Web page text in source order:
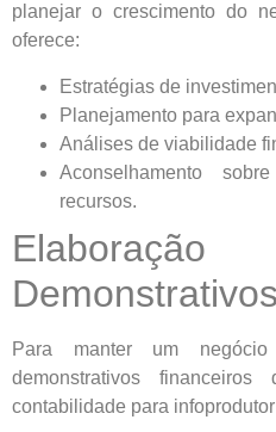
planejar o crescimento do
oferece:
Estratégias de
Planejamento para
Análises de viabilidade
Aconselhamento
recursos.
Para manter um
demonstrativos
contabilidade para